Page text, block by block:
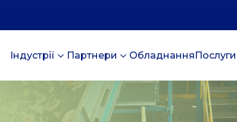
Індустрії Партнери ОбладнанняПослуги